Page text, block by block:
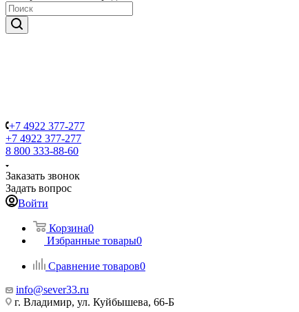
+7 4922 377-277
+7 4922 377-277
8 800 333-88-60
Заказать звонок
Задать вопрос
Войти
Корзина0
Избранные товары0
Сравнение товаров0
info@sever33.ru
г. Владимир, ул. Куйбышева, 66-Б